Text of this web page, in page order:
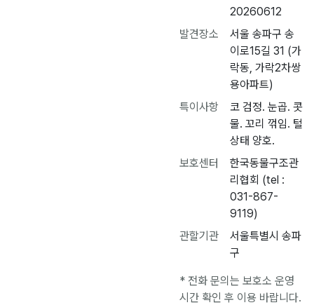
20260612
발견장소
서울 송파구 송
이로15길 31 (가
락동, 가락2차쌍
용아파트)
특이사항
코 검정. 눈곱. 콧
물. 꼬리 꺾임. 털
상태 양호.
보호센터
한국동물구조관
리협회 (tel :
031-867-
9119)
관할기관
서울특별시 송파
구
* 전화 문의는 보호소 운영
시간 확인 후 이용 바랍니다.